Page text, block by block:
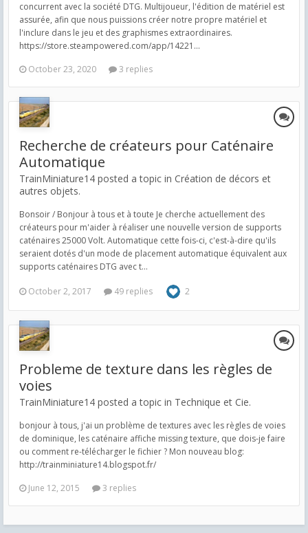
concurrent avec la société DTG. Multijoueur, l'édition de matériel est
assurée, afin que nous puissions créer notre propre matériel et
l'inclure dans le jeu et des graphismes extraordinaires.
https://store.steampowered.com/app/14221...
October 23, 2020
3 replies
Recherche de créateurs pour Caténaire
Automatique
TrainMiniature14 posted a topic in Création de décors et
autres objets.
Bonsoir / Bonjour à tous et à toute Je cherche actuellement des
créateurs pour m'aider à réaliser une nouvelle version de supports
caténaires 25000 Volt. Automatique cette fois-ci, c'est-à-dire qu'ils
seraient dotés d'un mode de placement automatique équivalent aux
supports caténaires DTG avec t...
October 2, 2017 49 replies 2
Probleme de texture dans les règles de
voies
TrainMiniature14 posted a topic in Technique et Cie.
bonjour à tous, j'ai un problème de textures avec les règles de voies
de dominique, les caténaire affiche missing texture, que dois-je faire
ou comment re-télécharger le fichier ? Mon nouveau blog:
http://trainminiature14.blogspot.fr/
June 12, 2015
3 replies